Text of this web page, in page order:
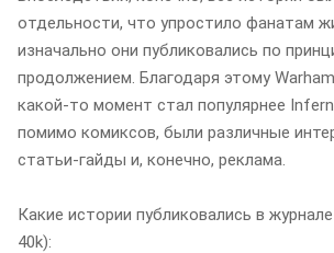
отдельности, что упростило фанатам
изначально они публиковались по
продолжением. Благодаря этому
какой-то момент стал популярнее
помимо комиксов, были различные
статьи-гайды и, конечно, реклама.
Какие истории публиковались в
40k):